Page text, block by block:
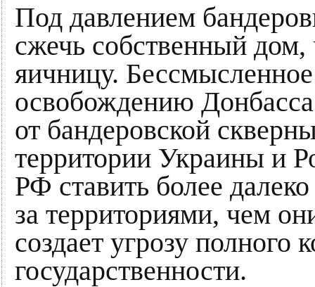
Под давлением
сжечь собственный
яичницу.
освобождению
от бандеровской
территории Украины и
РФ ставить более
за территориями, чем
создает угрозу полного
государственности.